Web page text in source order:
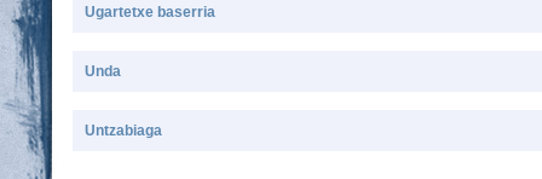
Ugartetxe baserria
Unda
Untzabiaga